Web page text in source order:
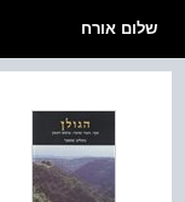
שלום אורח